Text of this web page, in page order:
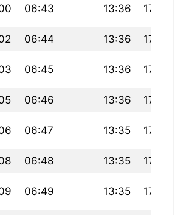
06:43 13:36 17:26
06:44 13:36 17:25
06:45 13:36 17:24
06:46 13:36 17:24
06:47 13:35 17:23
06:48 13:35 17:22
06:49 13:35 17:21